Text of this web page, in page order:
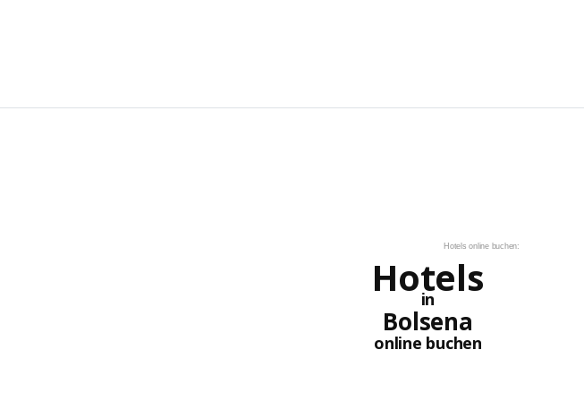
Hotels online buchen:
Hotels
in
Bolsena
online buchen